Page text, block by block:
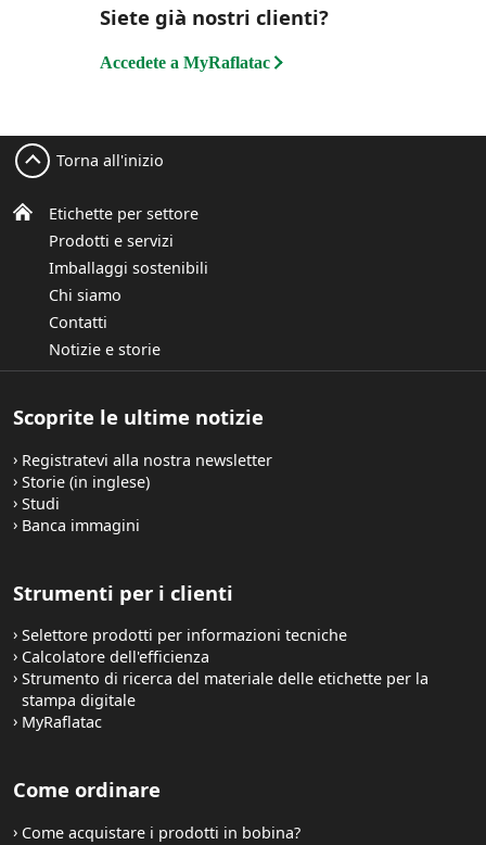
Siete già nostri clienti?
Accedete a MyRaflatac
Etichette per settore
Prodotti e servizi
Imballaggi sostenibili
Chi siamo
Contatti
Notizie e storie
Torna all'inizio
Scoprite le ultime notizie
Registratevi alla nostra newsletter
Storie (in inglese)
Studi
Banca immagini
Strumenti per i clienti
Selettore prodotti per informazioni tecniche
Calcolatore dell'efficienza
Strumento di ricerca del materiale delle etichette per la
stampa digitale
MyRaflatac
Come ordinare
Come acquistare i prodotti in bobina?